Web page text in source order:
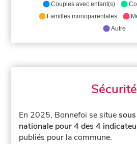
Couples avec enfant(s)
Familles monoparentales
Autre
Sécurité
En 2025, Bonnefoi se situe
nationale pour 4 des 4
publiés pour la commune.